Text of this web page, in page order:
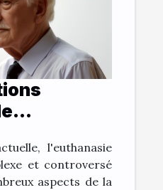
l'euthanasie
et controversé
aspects de la